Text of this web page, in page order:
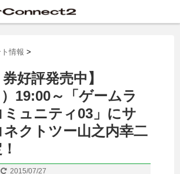
情報 >
券好評発売中】
19:00～「ゲームラ
ミュニティ03」にサ
クトツー山之内幸二
2015/07/27